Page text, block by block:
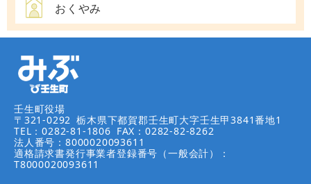
おくやみ
壬生町役場
〒321-0292 栃木県下都賀郡壬生町大字壬生甲3841番地1
TEL：0282-81-1806 FAX：0282-82-8262
法人番号：8000020093611
適格請求書発行事業者登録番号（一般会計）：
T8000020093611